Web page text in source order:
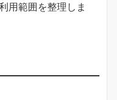
用範囲を整理しま